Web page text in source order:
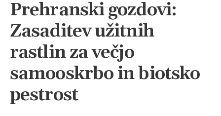
Prehranski gozdovi:
Zasaditev užitnih
rastlin za večjo
samooskrbo in biotsko
pestrost